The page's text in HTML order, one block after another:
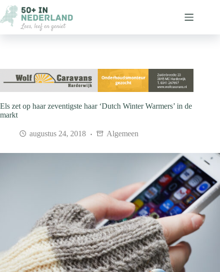
naar
de
inhoud
Els zet op haar zeventigste haar ‘Dutch Winter Warmers’ in de
markt
augustus 24, 2018 Algemeen